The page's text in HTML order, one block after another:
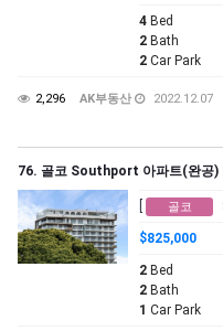
4 Bed
2 Bath
2 Car Park
2,296 AK부동산 2022.12.07
76. 골코 Southport 아파트(완공)
골코
$825,000
2 Bed
2 Bath
1 Car Park